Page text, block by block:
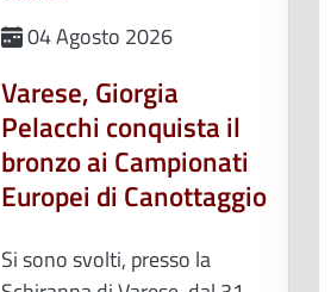
04 Agosto 2026
Varese, Giorgia
Pelacchi conquista il
bronzo ai Campionati
Europei di Canottaggio
Si sono svolti, presso la